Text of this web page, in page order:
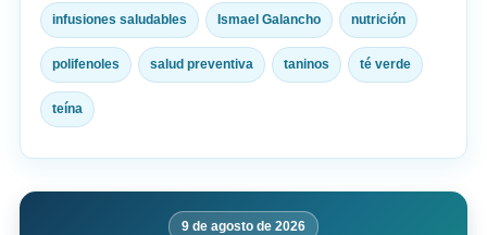
infusiones saludables Ismael Galancho nutrición
polifenoles salud preventiva taninos té verde
teína
9 de agosto de 2026